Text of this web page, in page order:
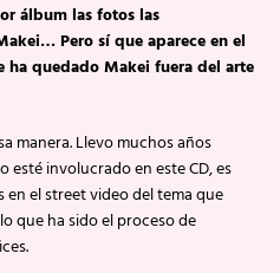
álbum las fotos las
Pero sí que aparece en el
quedado Makei fuera del arte
manera. Llevo muchos años
involucrado en este CD, es
el street video del tema que
que ha sido el proceso de